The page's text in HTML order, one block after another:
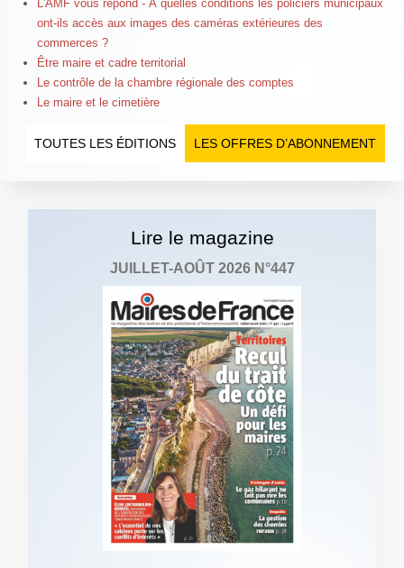
L'AMF vous répond - À quelles conditions les policiers municipaux
ont-ils accès aux images des caméras extérieures des
commerces ?
Être maire et cadre territorial
Le contrôle de la chambre régionale des comptes
Le maire et le cimetière
LES OFFRES D’ABONNEMENT
TOUTES LES ÉDITIONS
Lire le magazine
JUILLET-AOÛT 2026 N°447